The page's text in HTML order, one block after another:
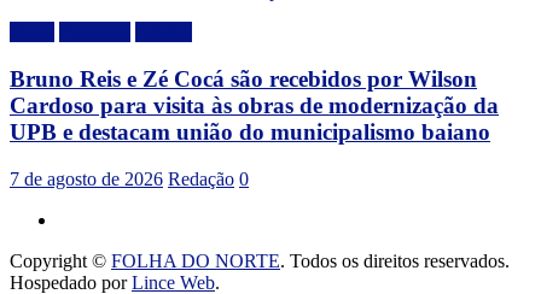
Bruno Reis e Zé Cocá são recebidos por Wilson
Cardoso para visita às obras de modernização da
UPB e destacam união do municipalismo baiano
7 de agosto de 2026 Redação 0
Copyright © FOLHA DO NORTE. Todos os direitos reservados.
Hospedado porLince Web.